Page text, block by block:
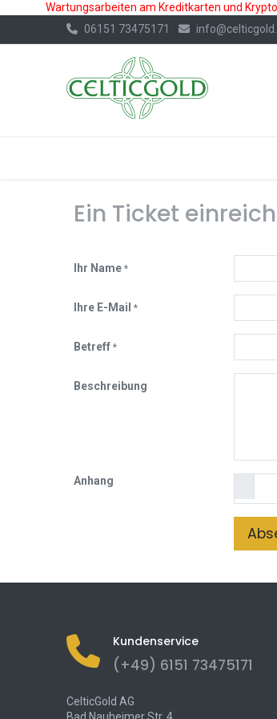
Wartungsarbeiten am Kreditkarten und
06151 73475171
Ein Ticket
Ihr Name *
Ihre E-Mail *
Betreff *
Beschreibung
Anhang
Kundenservice
(+49) 6151 73475171
CelticGold AG